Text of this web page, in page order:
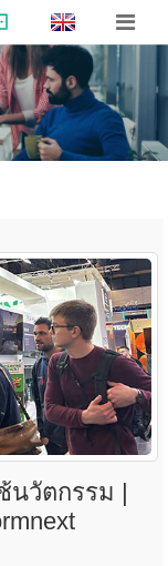
นวัตกรรม |